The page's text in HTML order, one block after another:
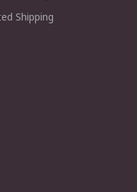
Shipping